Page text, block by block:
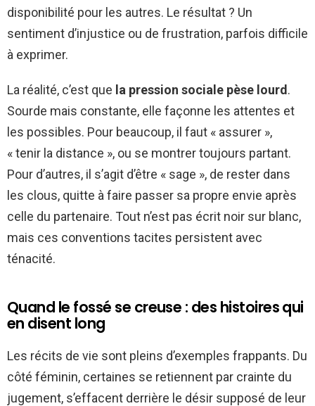
disponibilité pour les autres. Le résultat ? Un
sentiment d’injustice ou de frustration, parfois difficile
à exprimer.
La réalité, c’est que la pression sociale pèse lourd .
Sourde mais constante, elle façonne les attentes et
les possibles. Pour beaucoup, il faut « assurer »,
« tenir la distance », ou se montrer toujours partant.
Pour d’autres, il s’agit d’être « sage », de rester dans
les clous, quitte à faire passer sa propre envie après
celle du partenaire. Tout n’est pas écrit noir sur blanc,
mais ces conventions tacites persistent avec
ténacité.
Quand le fossé se creuse : des histoires qui
en disent long
Les récits de vie sont pleins d’exemples frappants. Du
côté féminin, certaines se retiennent par crainte du
jugement, s’effacent derrière le désir supposé de leur